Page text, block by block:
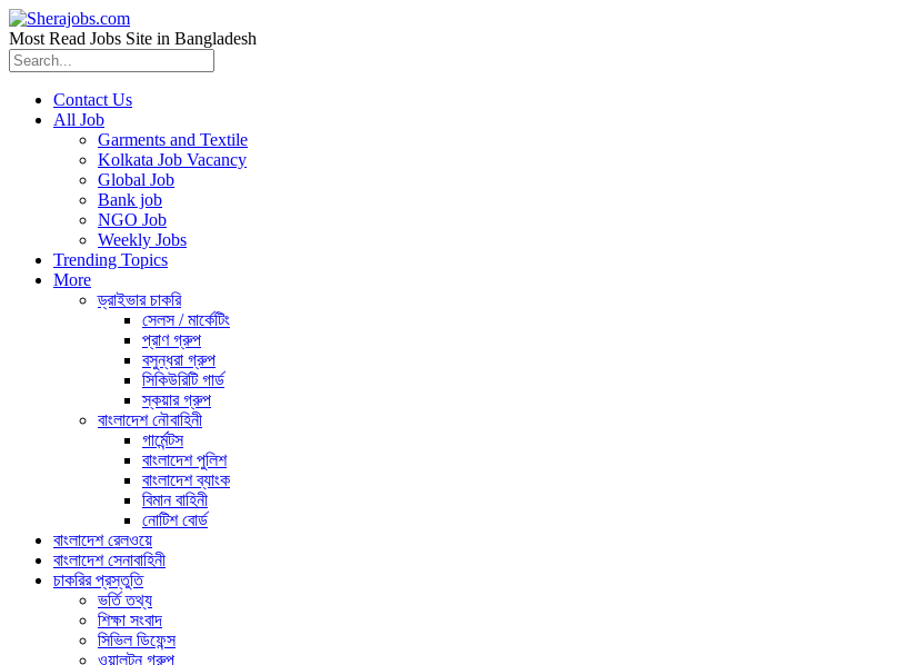
Most Read Jobs Site in Bangladesh
Contact Us
All Job
Garments and Textile
Kolkata Job Vacancy
Global Job
Bank job
NGO Job
Weekly Jobs
Trending Topics
More
ড্রাইভার চাকরি
সেলস / মার্কেটিং
প্রাণ গ্রুপ
বসুন্ধরা গ্রুপ
সিকিউরিটি গার্ড
স্কয়ার গ্রুপ
বাংলাদেশ নৌবাহিনী
গার্মেন্টস
বাংলাদেশ পুলিশ
বাংলাদেশ ব্যাংক
বিমান বাহিনী
নোটিশ বোর্ড
বাংলাদেশ রেলওয়ে
বাংলাদেশ সেনাবাহিনী
চাকরির প্রস্তুতি
ভর্তি তথ্য
শিক্ষা সংবাদ
সিভিল ডিফেন্স
ওয়ালটন গ্রুপ